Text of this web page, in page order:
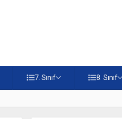
7. Sınıf 8. Sınıf